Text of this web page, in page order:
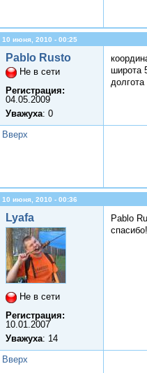
10 июня, 2010 - 00:25
Pablo Rusto
Не в сети
Регистрация:
04.05.2009
Уважуха: 0
широта
Вверх
10 июня, 2010 - 00:36
Lyafa
Не в сети
Регистрация:
10.01.2007
Уважуха: 14
Pablo
спасибо!
Вверх